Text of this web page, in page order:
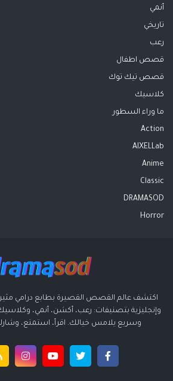
أنمي
تاريخي
رعب
قصص اطفال
قصص تيك توك
كلاسيك
ما وراء السطور
Action
AIXELLab
Anime
Classic
DRAMASOD
Horror
اكتشف عالم القصص القصيرة بطابع درامي
وإنجليزية بتصنيفات: رعب، أكشن، أنمي،
وسريع يلامس خيالك. اقرأ، استمتع،